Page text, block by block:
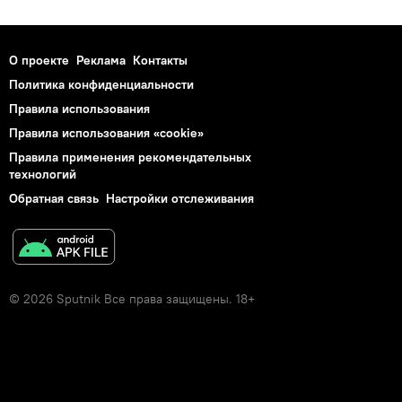
О проекте Реклама Контакты
Политика конфиденциальности
Правила использования
Правила использования «cookie»
Правила применения рекомендательных
технологий
Обратная связь Настройки отслеживания
© 2026 Sputnik Все права защищены. 18+